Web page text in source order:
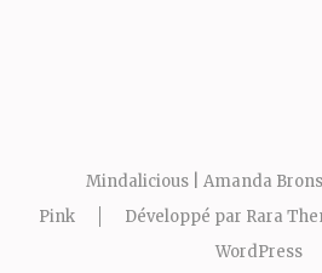
Mindalicious | Amanda
Pink
Développé par Rara
WordPress